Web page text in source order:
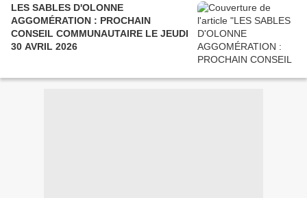
LES SABLES D'OLONNE
AGGOMÉRATION : PROCHAIN
CONSEIL COMMUNAUTAIRE LE JEUDI
30 AVRIL 2026